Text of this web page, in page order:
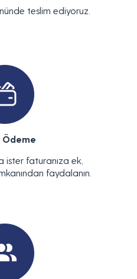
teslim ediyoruz.
Ödeme
ister faturanıza ek,
faydalanın.